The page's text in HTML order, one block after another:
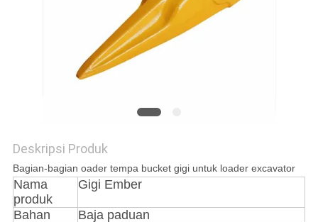
Deskripsi Produk
Bagian-bagian oader tempa bucket gigi untuk loader excavator
Nama
produk
Gigi Ember
Bahan
Baja paduan